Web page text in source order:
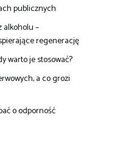
publicznych
alkoholu –
regenerację
warto je stosować?
a co grozi
o odporność